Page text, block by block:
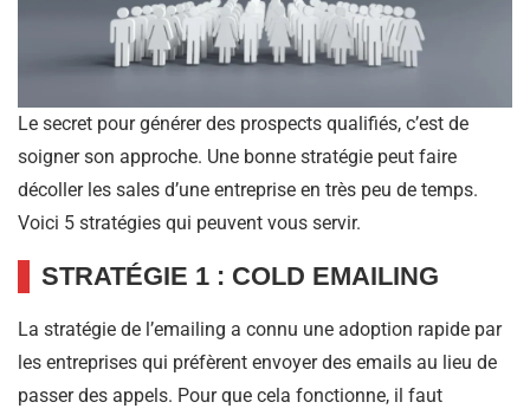
Le secret pour générer des prospects qualifiés, c’est de
soigner son approche. Une bonne stratégie peut faire
décoller les sales d’une entreprise en très peu de temps.
Voici 5 stratégies qui peuvent vous servir.
STRATÉGIE 1 : COLD EMAILING
La stratégie de l’emailing a connu une adoption rapide par
les entreprises qui préfèrent envoyer des emails au lieu de
passer des appels. Pour que cela fonctionne, il faut